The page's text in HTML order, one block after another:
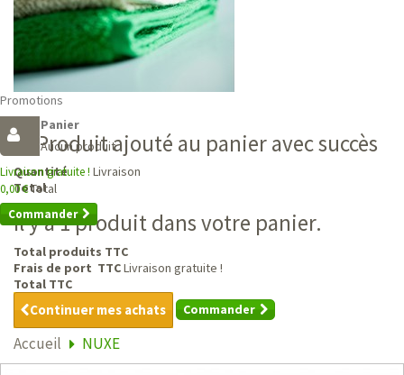
Promotions
Panier
Aucun produit
Livraison gratuite ! Livraison
0,00 €Total
Commander
Produit ajouté au panier avec succès
Quantité
Total
Il y a 1 produit dans votre panier.
Total produits TTC
Frais de port TTCLivraison gratuite !
Total TTC
Continuer mes achats Commander
Accueil NUXE